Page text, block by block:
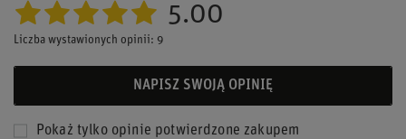
5.00
Liczba wystawionych opinii: 9
NAPISZ SWOJĄ OPINIĘ
Pokaż tylko opinie potwierdzone zakupem